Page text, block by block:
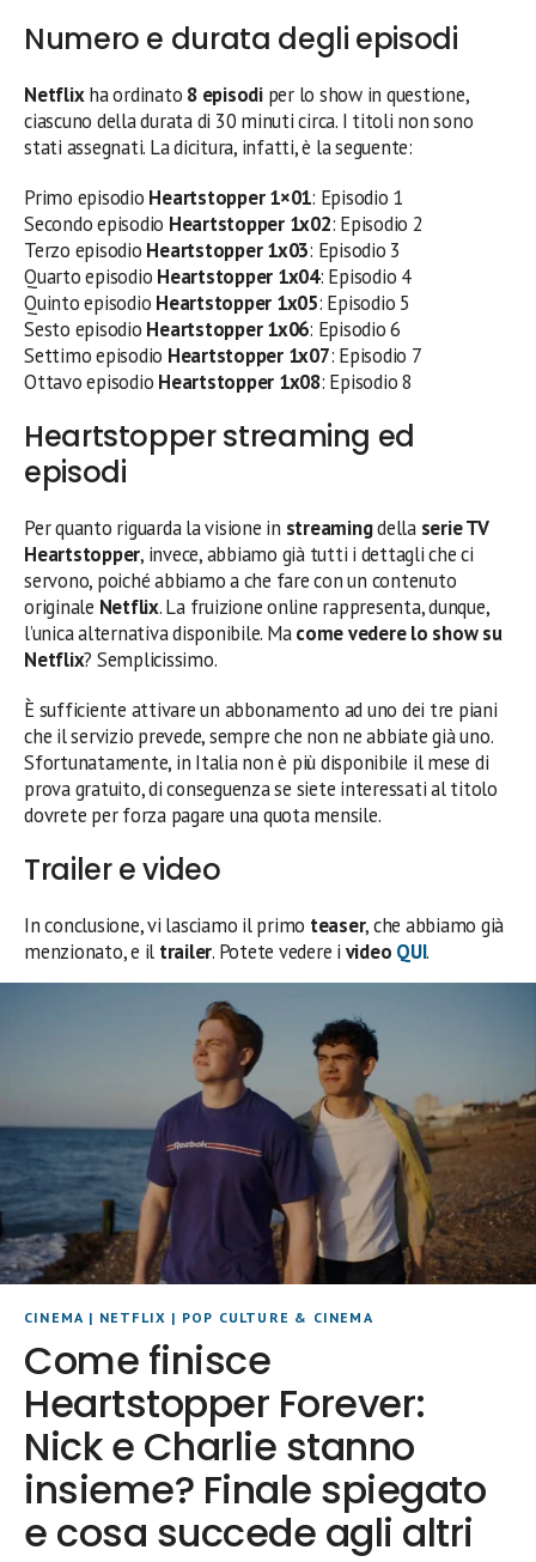
Numero e durata degli episodi
Netflixha ordinato 8 episodi per lo show in questione,
ciascuno della durata di 30 minuti circa. I titoli non sono
stati assegnati. La dicitura, infatti, è la seguente:
Primo episodio Heartstopper 1×01: Episodio 1
Secondo episodio Heartstopper 1x02: Episodio 2
Terzo episodio Heartstopper 1x03: Episodio 3
Quarto episodio Heartstopper 1x04: Episodio 4
Quinto episodio Heartstopper 1x05: Episodio 5
Sesto episodio Heartstopper 1x06: Episodio 6
Settimo episodio Heartstopper 1x07: Episodio 7
Ottavo episodio Heartstopper 1x08: Episodio 8
Heartstopper streaming ed
episodi
Per quanto riguarda la visione in streamingdella serie TV
Heartstopper, invece, abbiamo già tutti i dettagli che ci
servono, poiché abbiamo a che fare con un contenuto
originale Netflix. La fruizione online rappresenta, dunque,
l’unica alternativa disponibile. Macome vedere lo show su
Netflix? Semplicissimo.
È sufficiente attivare un abbonamento ad uno dei tre piani
che il servizio prevede, sempre che non ne abbiate già uno.
Sfortunatamente, in Italia non è più disponibile il mese di
prova gratuito, di conseguenza se siete interessati al titolo
dovrete per forza pagare una quota mensile.
Trailer e video
In conclusione, vi lasciamo il primo teaser, che abbiamo già
menzionato, e il trailer. Potete vedere i video QUI.
CINEMA | NETFLIX | POP CULTURE & CINEMA
Come finisce
Heartstopper Forever:
Nick e Charlie stanno
insieme? Finale spiegato
e cosa succede agli altri